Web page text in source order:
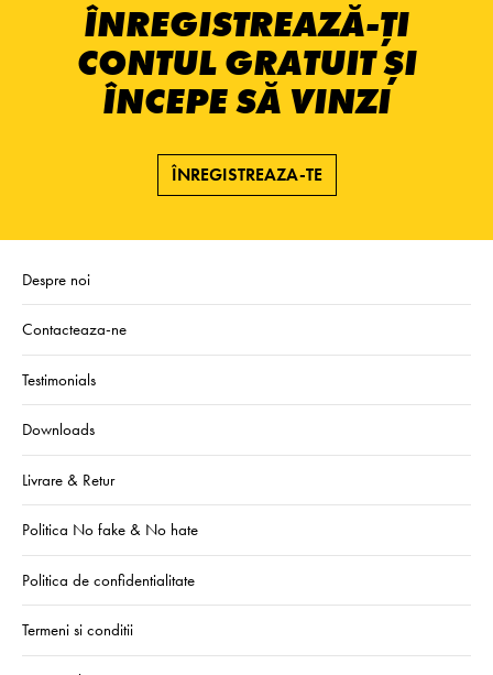
ÎNREGISTREAZĂ-ȚI
CONTUL GRATUIT ȘI
ÎNCEPE SĂ VINZI
ÎNREGISTREAZA-TE
Despre noi
Contacteaza-ne
Testimonials
Downloads
Livrare & Retur
Politica No fake & No hate
Politica de confidentialitate
Termeni si conditii